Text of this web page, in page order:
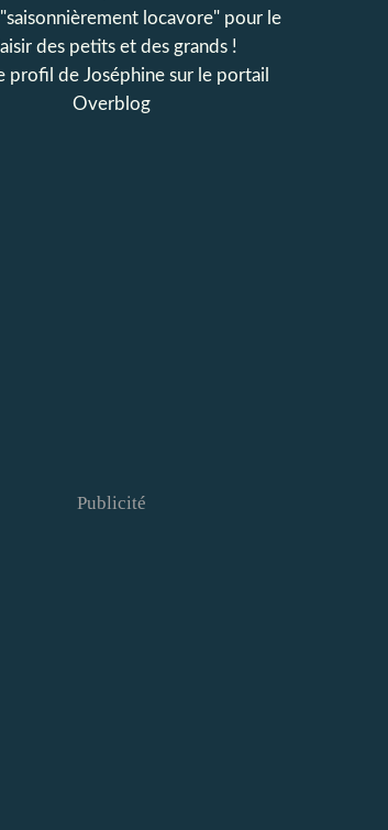
locavore" pour le
des petits et des grands !
profil de Joséphine sur le portail
Overblog
Publicité